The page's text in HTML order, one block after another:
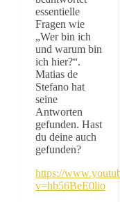
essentielle
Fragen wie
„Wer bin ich
und warum bin
ich hier?“.
Matias de
Stefano hat
seine
Antworten
gefunden. Hast
du deine auch
gefunden?
https://
v=hb56BeE0lio